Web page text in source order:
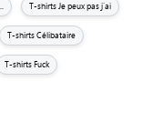
T-shirts Je peux pas j'ai
T-shirts Célibataire
T-shirts Fuck